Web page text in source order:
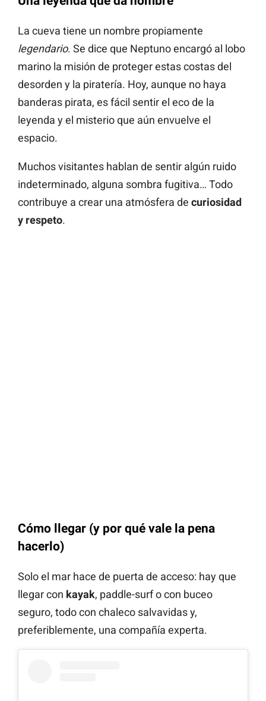
La cueva tiene un nombre propiamente
legendario. Se dice que Neptuno encargó al lobo
marino la misión de proteger estas costas del
desorden y la piratería. Hoy, aunque no haya
banderas pirata, es fácil sentir el eco de la
leyenda y el misterio que aún envuelve el
espacio.
Muchos visitantes hablan de sentir algún ruido
indeterminado, alguna sombra fugitiva… Todo
contribuye a crear una atmósfera de curiosidad
y respeto.
Cómo llegar (y por qué vale la pena
hacerlo)
Solo el mar hace de puerta de acceso: hay que
llegar con kayak, paddle-surf o con buceo
seguro, todo con chaleco salvavidas y,
preferiblemente, una compañía experta.